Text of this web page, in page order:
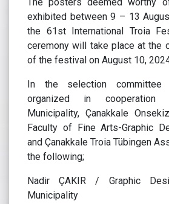
The posters deemed worthy
exhibited between 9 – 13
the 61st International Troia
ceremony will take place at the
of the festival on August 10,
In the selection
organized in cooperation
Municipality, Çanakkale
Faculty of Fine Arts-Graphic
and Çanakkale Troia Tübingen
the following;
Nadir ÇAKIR / Graphic
Municipality